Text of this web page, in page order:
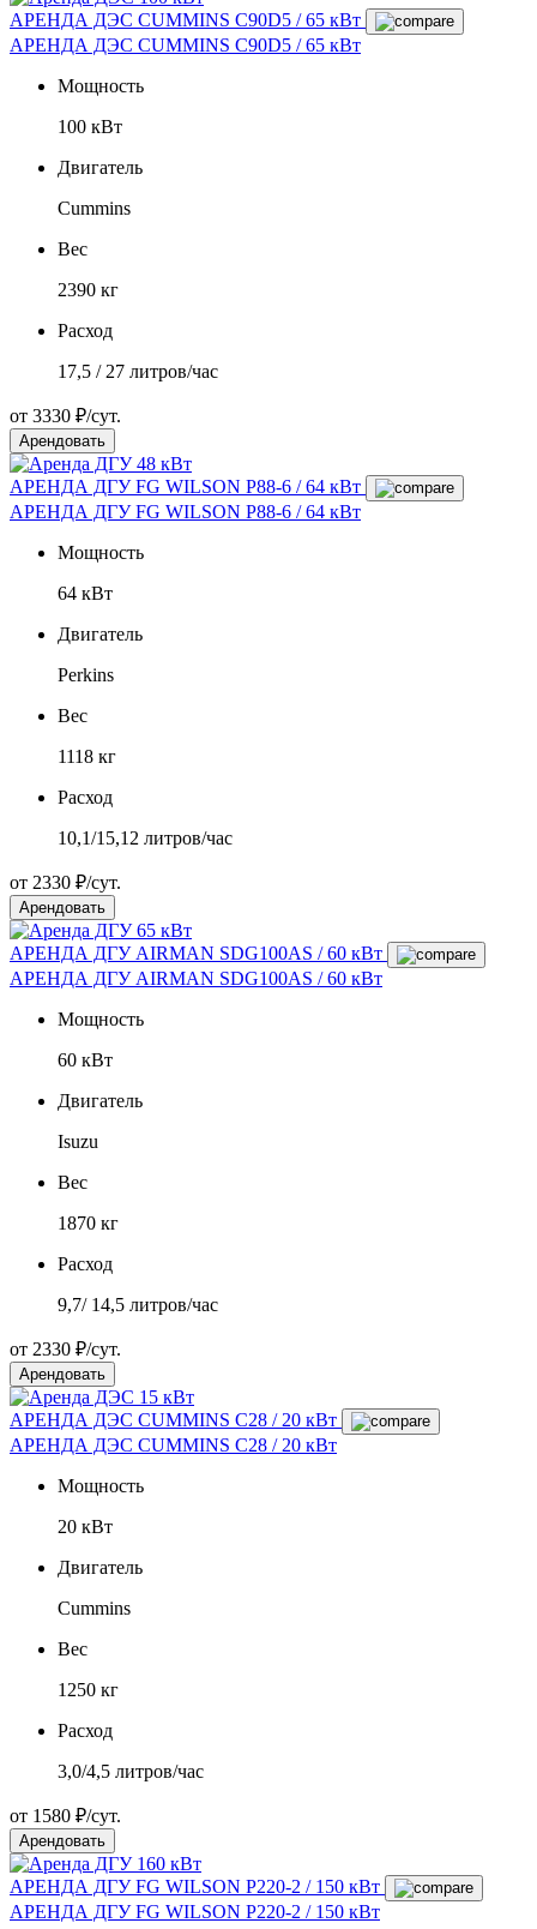
АРЕНДА ДЭС CUMMINS C90D5 / 65 кВт
АРЕНДА ДЭС CUMMINS C90D5 / 65 кВт
Мощность
100 кВт
Двигатель
Cummins
Вес
2390 кг
Расход
17,5 / 27 литров/час
от 3330 ₽/сут.
Арендовать
АРЕНДА ДГУ FG WILSON P88-6 / 64 кВт
АРЕНДА ДГУ FG WILSON P88-6 / 64 кВт
Мощность
64 кВт
Двигатель
Perkins
Вес
1118 кг
Расход
10,1/15,12 литров/час
от 2330 ₽/сут.
Арендовать
АРЕНДА ДГУ AIRMAN SDG100AS / 60 кВт
АРЕНДА ДГУ AIRMAN SDG100AS / 60 кВт
Мощность
60 кВт
Двигатель
Isuzu
Вес
1870 кг
Расход
9,7/ 14,5 литров/час
от 2330 ₽/сут.
Арендовать
АРЕНДА ДЭС CUMMINS C28 / 20 кВт
АРЕНДА ДЭС CUMMINS C28 / 20 кВт
Мощность
20 кВт
Двигатель
Cummins
Вес
1250 кг
Расход
3,0/4,5 литров/час
от 1580 ₽/сут.
Арендовать
АРЕНДА ДГУ FG WILSON P220-2 / 150 кВт
АРЕНДА ДГУ FG WILSON P220-2 / 150 кВт